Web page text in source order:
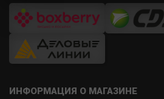
ИНФОРМАЦИЯ О МАГАЗИНЕ